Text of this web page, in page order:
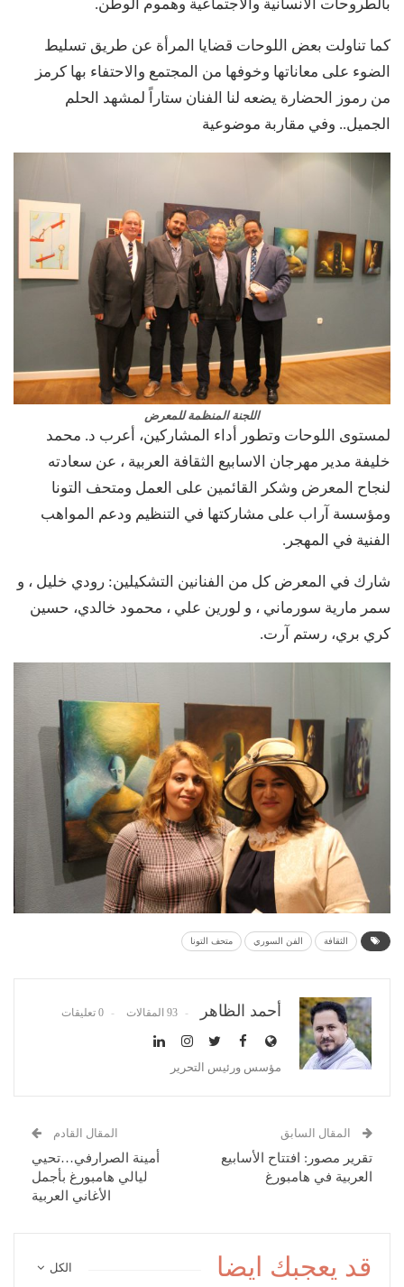
بالطروحات الانسانية والاجتماعية وهموم الوطن.
كما تناولت بعض اللوحات قضايا المرأة عن طريق تسليط
الضوء على معاناتها وخوفها من المجتمع والاحتفاء بها كرمز
من رموز الحضارة يضعه لنا الفنان ستاراً لمشهد الحلم
الجميل.. وفي مقاربة موضوعية
اللجنة المنظمة للمعرض
لمستوى اللوحات وتطور أداء المشاركين، أعرب د. محمد
خليفة مدير مهرجان الاسابيع الثقافة العربية ، عن سعادته
لنجاح المعرض وشكر القائمين على العمل ومتحف التونا
ومؤسسة آراب على مشاركتها في التنظيم ودعم المواهب
الفنية في المهجر.
شارك في المعرض كل من الفنانين التشكيلين: رودي خليل ، و
سمر مارية سورماني ، و لورين علي ، محمود خالدي، حسين
كري بري، رستم آرت.
الثقافة الفن السوري متحف التونا
أحمد الظاهر 93 المقالات 0 تعليقات
مؤسس ورئيس التحرير
المقال السابق
تقرير مصور: افتتاح الأسابيع
العربية في هامبورغ
المقال القادم
أمينة الصرارفي…تحيي
ليالي هامبورغ بأجمل
الأغاني العربية
الكل قد يعجبك ايضا